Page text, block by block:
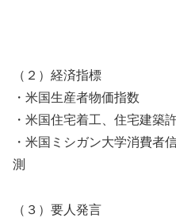
（２）経済指標
・米国生産者物価指数
・米国住宅着工、住宅建築
・米国ミシガン大学消費者
測
（３）要人発言